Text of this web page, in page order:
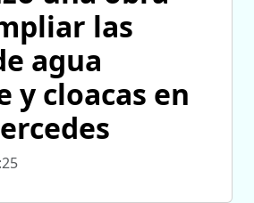
las
agua
y cloacas en